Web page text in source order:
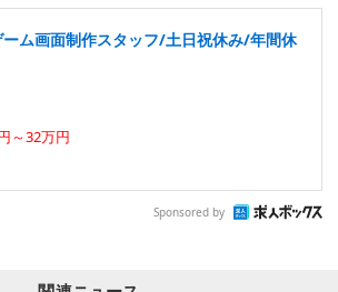
ーム画面制作スタッフ/土日祝休み/年間休
～32万円
Sponsored by